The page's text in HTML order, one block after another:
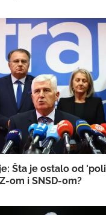
Šta je ostalo od
om i SNSD-om?